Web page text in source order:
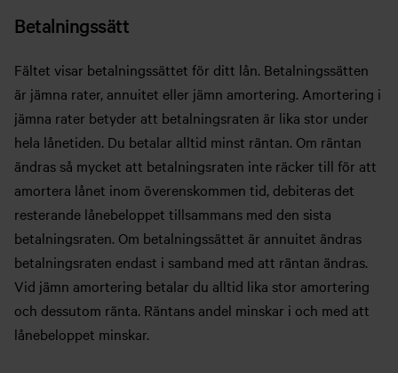
Betalningssätt
Fältet visar betalningssättet för ditt lån. Betalningssätten
är jämna rater, annuitet eller jämn amortering. Amortering i
jämna rater betyder att betalningsraten är lika stor under
hela lånetiden. Du betalar alltid minst räntan. Om räntan
ändras så mycket att betalningsraten inte räcker till för att
amortera lånet inom överenskommen tid, debiteras det
resterande lånebeloppet tillsammans med den sista
betalningsraten. Om betalningssättet är annuitet ändras
betalningsraten endast i samband med att räntan ändras.
Vid jämn amortering betalar du alltid lika stor amortering
och dessutom ränta. Räntans andel minskar i och med att
lånebeloppet minskar.